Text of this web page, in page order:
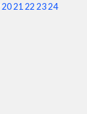
2021 22 2324